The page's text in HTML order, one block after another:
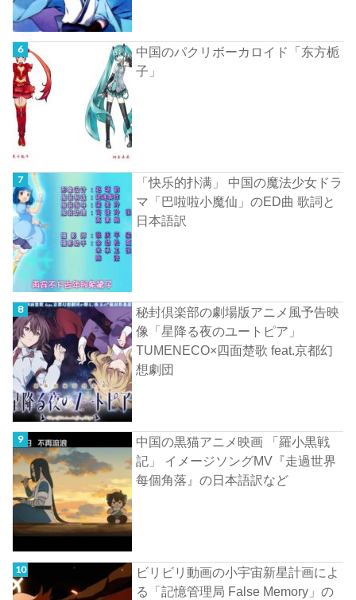
中国のパクリボーカロイド「东方栀
子」
「快乐的扑满」 中国の魔法少女ドラ
マ「巴啦啦小魔仙」のED曲 歌詞と
日本語訳
秘封倶楽部の劇場版アニメ風予告映
像「星降る夜のユートピア」
TUMENECO×四面楚歌 feat.京都幻
想劇団
中国の黒猫アニメ映画 「羅小黒戦
記」 イメージソングMV『走過世界
每個角落』の日本語訳など
ビリビリ動画の小宇宙新星計画によ
る「記憶管理局 False Memory」の